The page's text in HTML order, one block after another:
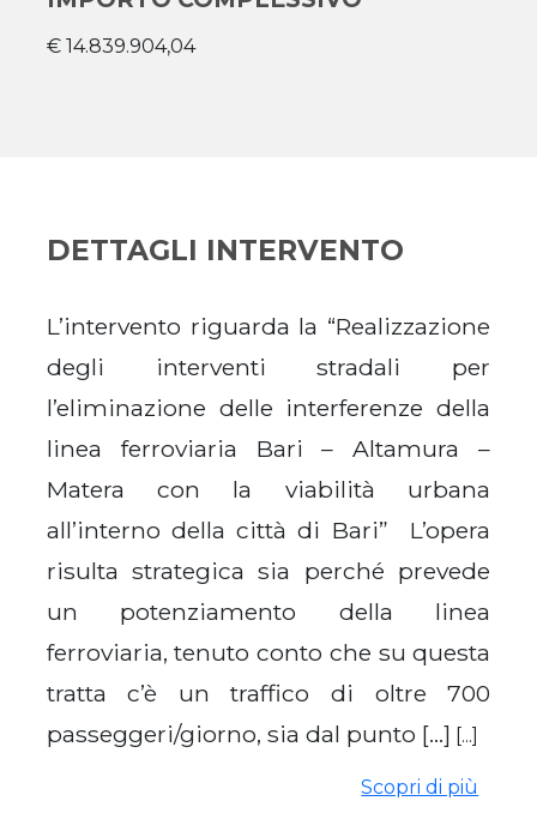
€ 14.839.904,04
DETTAGLI INTERVENTO
L’intervento riguarda la “Realizzazione
degli interventi stradali per
l’eliminazione delle interferenze della
linea ferroviaria Bari – Altamura –
Matera con la viabilità urbana
all’interno della città di Bari” L’opera
risulta strategica sia perché prevede
un potenziamento della linea
ferroviaria, tenuto conto che su questa
tratta c’è un traffico di oltre 700
passeggeri/giorno, sia dal punto […] [...]
Scopri di più